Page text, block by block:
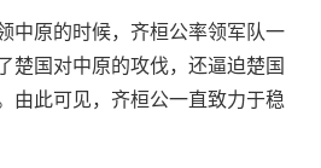
中原的时候，齐桓公率领军队一
楚国对中原的攻伐，还逼迫楚国
由此可见，齐桓公一直致力于稳